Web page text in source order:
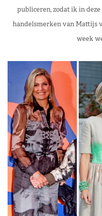
publiceren, zodat ik in
handelsmerken van Mattijs
week